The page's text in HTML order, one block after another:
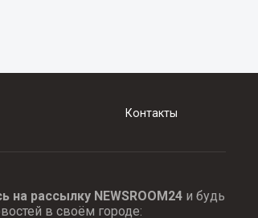
Контакты
на рассылку NEWSROOM24и будь
в своём городе: